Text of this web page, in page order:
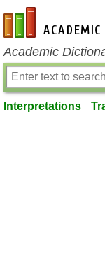
en-academic.com
Academic
Interpretations